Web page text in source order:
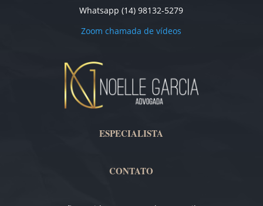
Whatsapp (14) 98132-5279
Zoom chamada de vídeos
ESPECIALISTA
CONTATO